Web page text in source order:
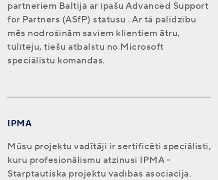
partneriem Baltijā arīpašu Advanced Support
for Partners (ASfP) statusu . Ar tā palīdzību
mēs nodrošinām saviem klientiem ātru,
tūlītēju, tiešu atbalstu no Microsoft
speciālistu komandas.
IPMA
Mūsu projektu vadītāji ir sertificēti speciālisti,
kuru profesionālismu atzinusi IPMA -
Starptautiskā projektu vadības asociācija.